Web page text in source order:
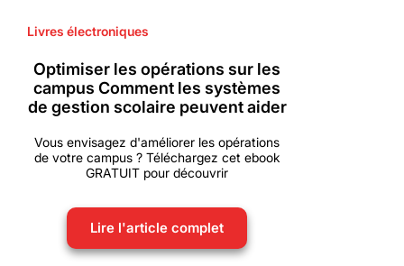
Livres électroniques
Optimiser les opérations sur les
campus Comment les systèmes
de gestion scolaire peuvent aider
Vous envisagez d'améliorer les opérations
de votre campus ? Téléchargez cet ebook
GRATUIT pour découvrir
Lire l'article complet